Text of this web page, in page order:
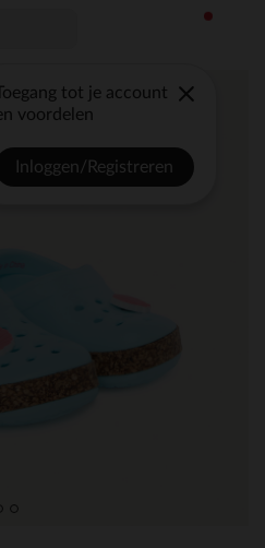
tot je account
voordelen
Inloggen/Registreren